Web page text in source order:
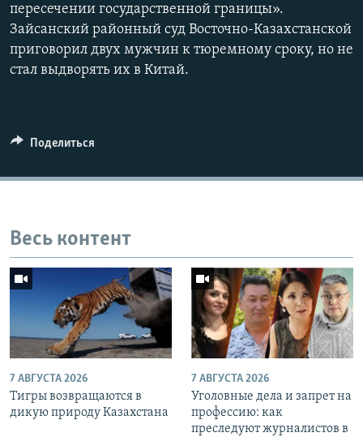
пересечении государственной границы».
Зайсанский районный суд Восточно-Казахстанской
приговорил двух мужчин к тюремному сроку, но не
стал выдворять их в Китай.
Поделиться
Весь контент
7 АВГУСТА 2026
Тигры возвращаются в
дикую природу Казахстана
7 АВГУСТА 2026
Уголовные дела и запрет на
профессию: как
преследуют журналистов в